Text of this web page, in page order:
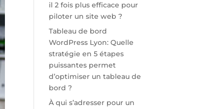
il 2 fois plus efficace pour
piloter un site web ?
Tableau de bord
WordPress Lyon: Quelle
stratégie en 5 étapes
puissantes permet
d’optimiser un tableau de
bord ?
À qui s’adresser pour un